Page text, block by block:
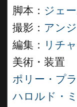
脚本： ジェ
撮影： アン
編集： リチ
美術・装置
ポリー・プ
ハロルド・